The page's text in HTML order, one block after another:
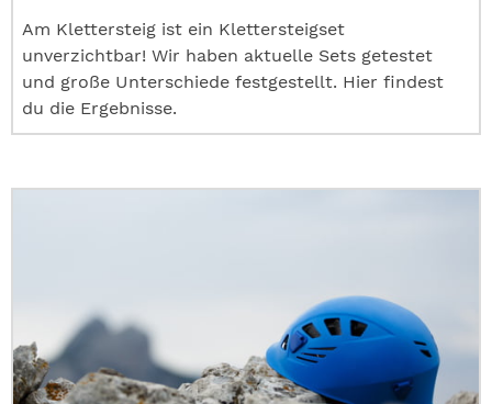
Am Klettersteig ist ein Klettersteigset
unverzichtbar! Wir haben aktuelle Sets getestet
und große Unterschiede festgestellt. Hier findest
du die Ergebnisse.